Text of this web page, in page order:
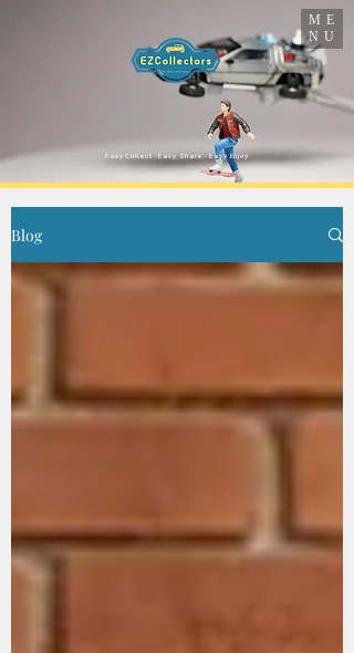
​Easy Collect · Easy Share · Easy Enjoy
ME
NU
Blog